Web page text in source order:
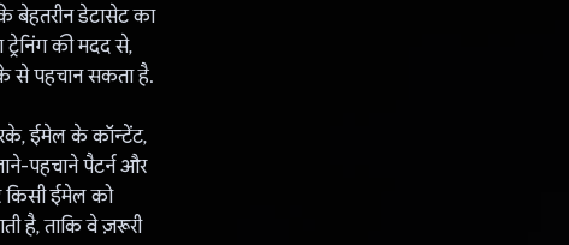
बेहतरीन डेटासेट का
की मदद से,
से पहचान सकता है.
ईमेल के कॉन्टेंट,
पहचाने पैटर्न और
किसी ईमेल को
है, ताकि वे ज़रूरी